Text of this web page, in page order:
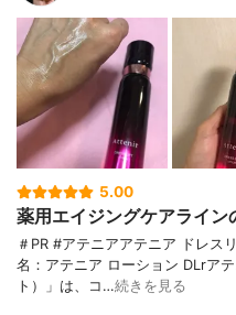
5.00
薬用エイジングケアライン
＃PR #アテニアアテニア ドレス
名：アテニア ローション DLrア
ト）」は、コ…続きを見る